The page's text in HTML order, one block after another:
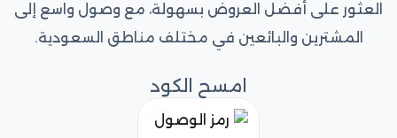
العثور على أفضل العروض بسهولة، مع وصول واسع إلى
المشترين والبائعين في مختلف مناطق السعودية.
امسح الكود